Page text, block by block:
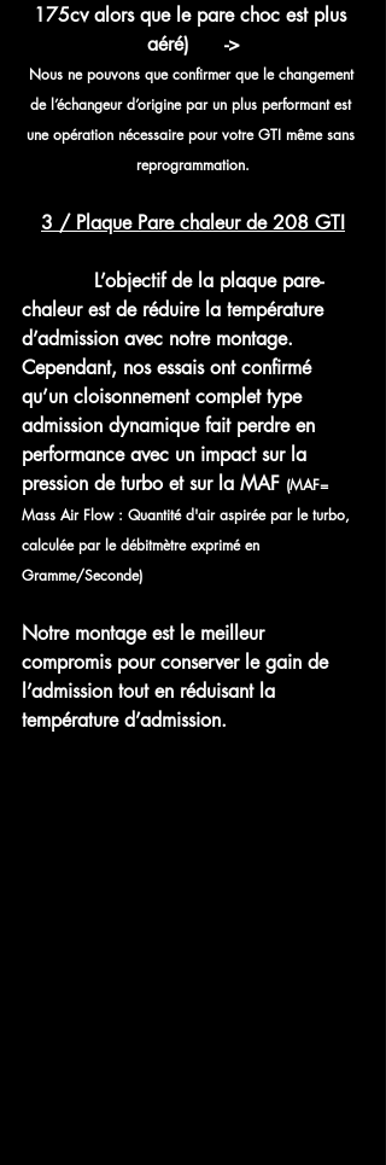
175cv alors que le pare choc est plus
aéré)      ->
Nous ne pouvons que confirmer que le changement
de l’échangeur d’origine par un plus performant est
une opération nécessaire pour votre GTI même sans
reprogrammation.
3 / Plaque Pare chaleur de 208 GTI
L’objectif de la plaque pare-
chaleur est de réduire la température
d’admission avec notre montage.
Cependant, nos essais ont confirmé
qu’un cloisonnement complet type
admission dynamique fait perdre en
performance avec un impact sur la
pression de turbo et sur la MAF (MAF=
Mass Air Flow : Quantité d'air aspirée par le turbo,
calculée par le débitmètre exprimé en
Gramme/Seconde)
Notre montage est le meilleur
compromis pour conserver le gain de
l’admission tout en réduisant la
température d’admission.